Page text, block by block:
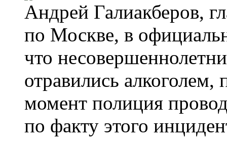
Андрей Галиакберов,
по Москве, в
что
отравились
момент полиция
по факту этого